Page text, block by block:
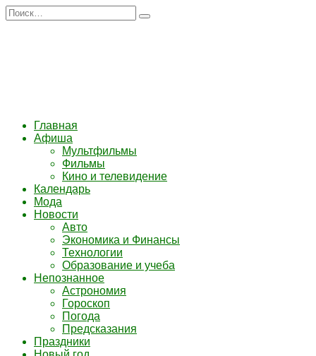
Перейти
к
Search
for:
Главная
Афиша
Мультфильмы
Фильмы
Кино и телевидение
Календарь
Мода
Новости
Авто
Экономика и Финансы
Технологии
Образование и учеба
Непознанное
Астрономия
Гороскоп
Погода
Предсказания
Праздники